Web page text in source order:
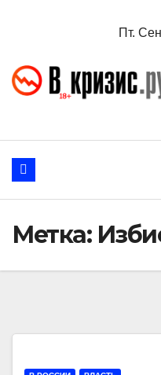
Пт.
Метка: